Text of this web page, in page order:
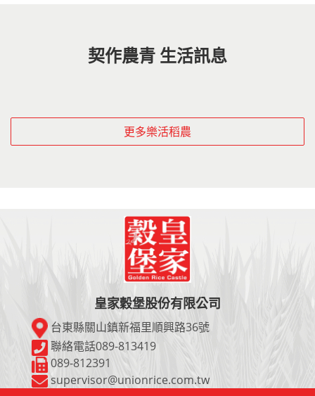
契作農青 生活訊息
更多樂活稻農
皇家穀堡股份有限公司
台東縣關山鎮新福里順興路36號
聯絡電話089-813419
089-812391
supervisor@unionrice.com.tw